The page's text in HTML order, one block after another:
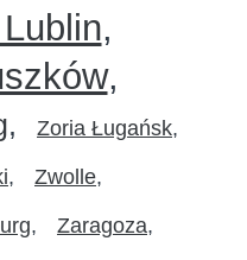
Zoria Ługańsk
Zwolle
Zaragoza